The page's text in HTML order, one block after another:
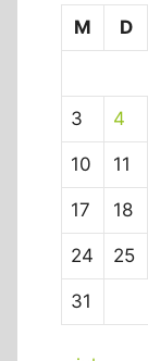
M
D
3 4
10 11
17 18
24 25
31